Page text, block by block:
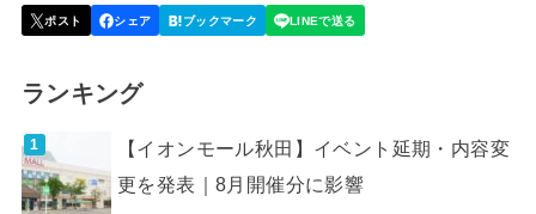
ランキング
【イオンモール秋田】イベント延期・内容変
更を発表｜8月開催分に影響